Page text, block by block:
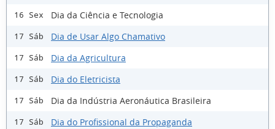
16 Sex Dia da Ciência e Tecnologia
17 Sáb Dia de Usar Algo Chamativo
17 Sáb Dia da Agricultura
17 Sáb Dia do Eletricista
17 Sáb Dia da Indústria Aeronáutica Brasileira
17 Sáb Dia do Profissional da Propaganda